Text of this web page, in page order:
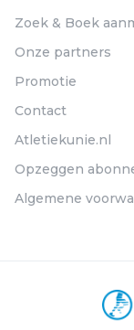
Zoek & Boek
Onze partners
Promotie
Contact
Atletiekunie.nl
Opzeggen
Algemene